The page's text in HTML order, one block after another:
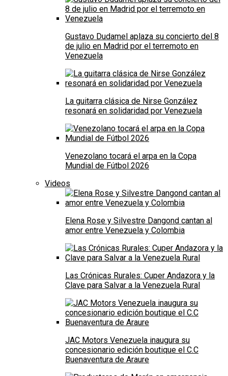
Gustavo Dudamel aplaza su concierto del 8
de julio en Madrid por el terremoto en
Venezuela
La guitarra clásica de Nirse González
resonará en solidaridad por Venezuela
Venezolano tocará el arpa en la Copa
Mundial de Fútbol 2026
Videos
Elena Rose y Silvestre Dangond cantan al
amor entre Venezuela y Colombia
Las Crónicas Rurales: Cuper Andazora y la
Clave para Salvar a la Venezuela Rural
JAC Motors Venezuela inaugura su
concesionario edición boutique el C.C
Buenaventura de Araure